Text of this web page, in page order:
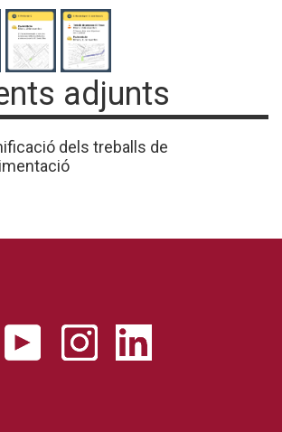
adjunts
dels treballs de